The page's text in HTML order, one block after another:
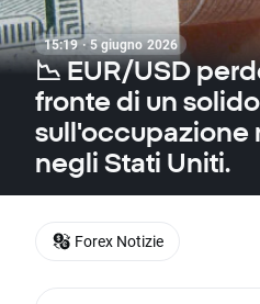
15:19 · 5 giugno 2026
📉 EUR/USD
fronte di un
sull'occupazione
negli Stati Uniti.
Forex Notizie